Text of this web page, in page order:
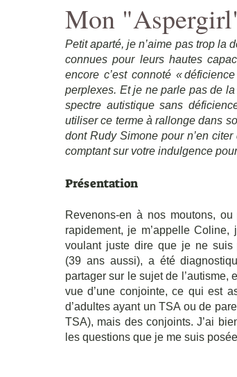
Mon
Petit aparté, je n’aime pas trop la
connues pour leurs hautes
encore c’est connoté «
perplexes. Et je ne parle pas de
spectre autistique sans
utiliser ce terme à rallonge dans
dont Rudy Simone pour n’en
comptant sur votre indulgence
Présentation
Revenons-en à nos moutons,
rapidement, je m’appelle Coline,
voulant juste dire que je ne suis
(39 ans aussi), a été
partager sur le sujet de l’autisme,
vue d’une conjointe, ce qui est
d’adultes ayant un TSA ou de
TSA), mais des conjoints. J’ai
les questions que je me suis